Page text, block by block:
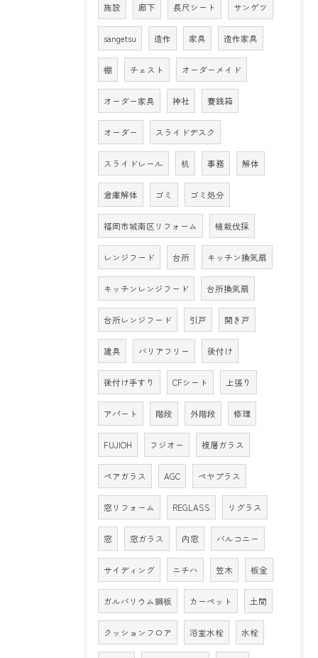
施設 廊下 長尺シート サンゲツ
sangetsu 造作 家具 造作家具
棚 チェスト オーダーメイド
オーダー家具 神社 賽銭箱
オーダー スライドデスク
スライドレール 机 事務 解体
倉庫解体 ゴミ ゴミ処分
福岡市城南区リフォーム 植栽伐採
レンジフード 台所 キッチン換気扇
キッチンレンジフード 台所換気扇
台所レンジフード 引戸 開き戸
建具 バリアフリー 後付け
後付け手すり CFシート 上張り
アパート 階段 外階段 修理
FUJIOH フジオー 複層ガラス
ペアガラス AGC ペヤプラス
窓リフォーム REGLASS リグラス
窓 窓ガラス 内窓 バルコニー
サイディング ニチハ 笠木 板金
ガルバリウム鋼板 カーペット 土間
クッションフロア 浴室水栓 水栓